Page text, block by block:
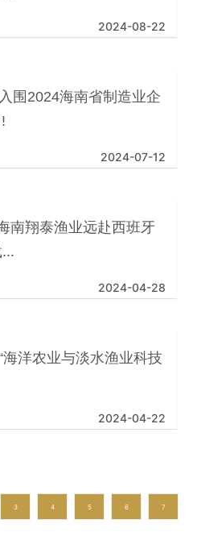
2024-08-22
围2024海南省制造业企
2024-07-12
南翔泰渔业远赴西班牙
2024-04-28
海洋农业与淡水渔业科技
2024-04-22
3 4 5 6 7